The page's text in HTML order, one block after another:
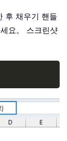
후 채우기 핸들
요。 스크린샷